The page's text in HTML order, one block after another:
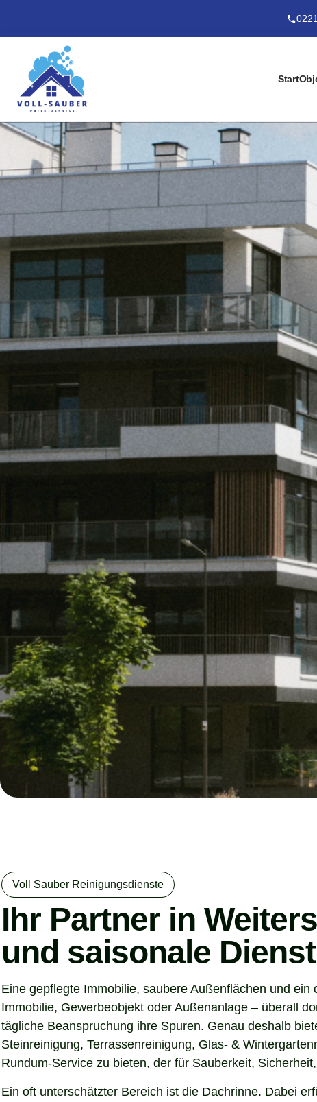
Start
Voll Sauber Reinigungsdienste
Ihr Partner in
und saisonale
Eine gepflegte Immobilie, saubere Außenflächen und
Immobilie, Gewerbeobjekt oder Außenanlage – überall
tägliche Beanspruchung ihre Spuren. Genau deshalb
Steinreinigung, Terrassenreinigung, Glas- &
Rundum-Service zu bieten, der für Sauberkeit,
Ein oft unterschätzter Bereich ist die Dachrinne. Dabei